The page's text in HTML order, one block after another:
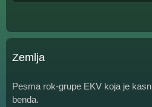
Zemlja
Pesma rok-grupe EKV koja je
benda.